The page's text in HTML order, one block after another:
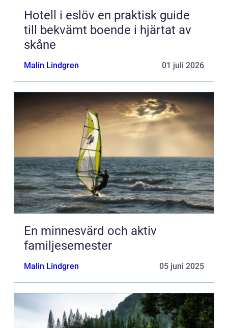
Hotell i eslöv en praktisk guide
till bekvämt boende i hjärtat av
skåne
Malin Lindgren 01 juli 2026
En minnesvärd och aktiv
familjesemester
Malin Lindgren 05 juni 2025